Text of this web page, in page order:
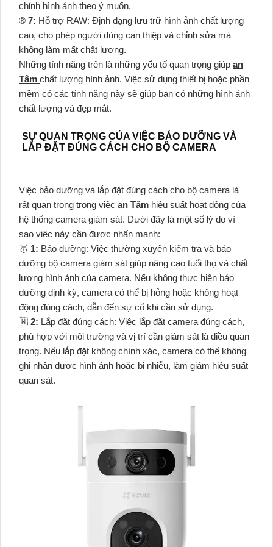
chỉnh hình ảnh theo ý muốn.
®️ 7: Hỗ trợ RAW: Định dạng lưu trữ hình ảnh chất lượng
cao, cho phép người dùng can thiệp và chỉnh sửa mà
không làm mất chất lượng.
Những tính năng trên là những yếu tố quan trọng giúp an
Tâm chất lượng hình ảnh. Việc sử dụng thiết bị hoặc phần
mềm có các tính năng này sẽ giúp bạn có những hình ảnh
chất lượng và đẹp mắt.
SỰ QUAN TRỌNG CỦA VIỆC BẢO DƯỠNG VÀ
LẮP ĐẶT ĐÚNG CÁCH CHO BỘ CAMERA
Việc bảo dưỡng và lắp đặt đúng cách cho bộ camera là
rất quan trọng trong việc an Tâm hiệu suất hoạt động của
hệ thống camera giám sát. Dưới đây là một số lý do vì
sao việc này cần được nhấn mạnh:
🥇️ 1: Bảo dưỡng: Việc thường xuyên kiểm tra và bảo
dưỡng bộ camera giám sát giúp nâng cao tuổi thọ và chất
lượng hình ảnh của camera. Nếu không thực hiện bảo
dưỡng định kỳ, camera có thể bị hỏng hoặc không hoạt
động đúng cách, dẫn đến sự cố khi cần sử dụng.
🇼 2: Lắp đặt đúng cách: Việc lắp đặt camera đúng cách,
phù hợp với môi trường và vị trí cần giám sát là điều quan
trọng. Nếu lắp đặt không chính xác, camera có thể không
ghi nhận được hình ảnh hoặc bị nhiễu, làm giảm hiệu suất
quan sát.